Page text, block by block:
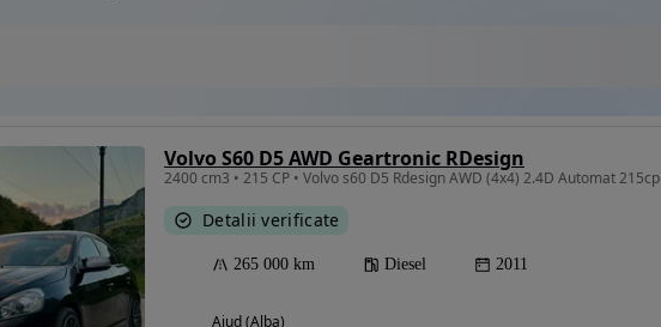
Volvo S60 D5 AWD Geartronic RDesign
2400 cm3 • 215 CP • Volvo s60 D5 Rdesign AWD (4x4) 2.4D Automat 215cp
Detalii verificate
265 000 km Diesel 2011
Aiud (Alba)